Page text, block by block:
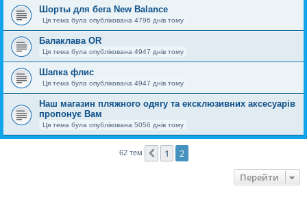
Шорты для бега New Balance
Ця тема була опублікована 4796 днів тому
Балаклава OR
Ця тема була опублікована 4947 днів тому
Шапка флис
Ця тема була опублікована 4947 днів тому
Наш магазин пляжного одягу та ексклюзивних аксесуарів
пропонує Вам
Ця тема була опублікована 5056 днів тому
62 тем Поперед.
1
2
Перейти